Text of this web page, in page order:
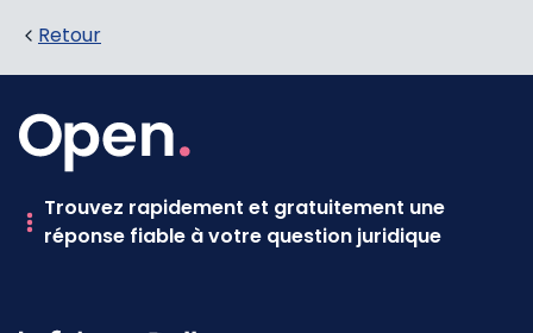
Retour
Trouvez rapidement et gratuitement une
réponse fiable à votre question juridique